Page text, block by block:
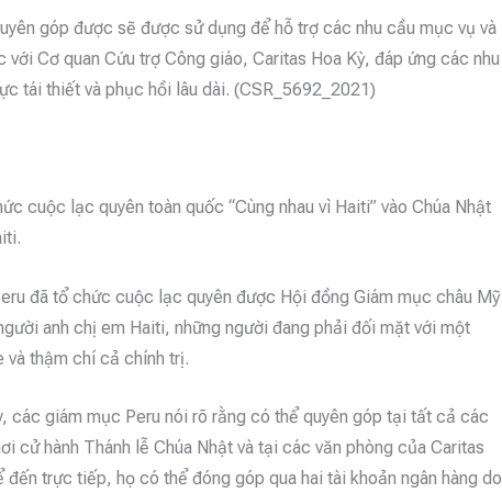
góp được sẽ được sử dụng để hỗ trợ các nhu cầu mục vụ và
Cơ quan Cứu trợ Công giáo, Caritas Hoa Kỳ, đáp ứng các nhu
tái thiết và phục hồi lâu dài. (CSR_5692_2021)
cuộc lạc quyên toàn quốc “Cùng nhau vì Haiti” vào Chúa Nhật
đã tổ chức cuộc lạc quyên được Hội đồng Giám mục châu Mỹ
anh chị em Haiti, những người đang phải đối mặt với một
và thậm chí cả chính trị.
các giám mục Peru nói rõ rằng có thể quyên góp tại tất cả các
cử hành Thánh lễ Chúa Nhật và tại các văn phòng của Caritas
trực tiếp, họ có thể đóng góp qua hai tài khoản ngân hàng do